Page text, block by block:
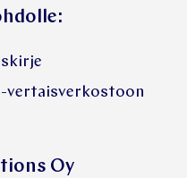
vertaisverkostoon
Oy